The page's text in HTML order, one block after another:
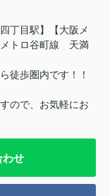
丁目駅】【大阪メ
トロ谷町線 天満
圏内です！！
ので、お気軽にお
わせ